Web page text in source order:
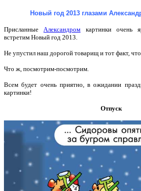
Новый год 2013 глазами
ПрисланныеАлександром картинки очень
встретим Новый год 2013.
Не упустил наш дорогой товарищ и тот факт,
Что ж, посмотрим-посмотрим.
Всем будет очень приятно, в ожидании
картинки!
Отпуск